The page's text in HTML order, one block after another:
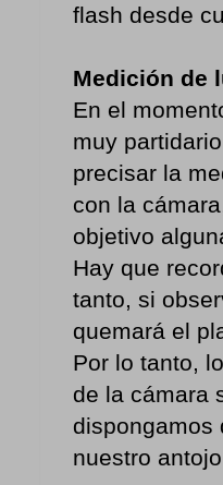
flash desde
Medición de
En el
muy
precisar la
con la
objetivo
Hay que
tanto, si
quemará el
Por lo tanto,
de la cámara
dispongamos
nuestro